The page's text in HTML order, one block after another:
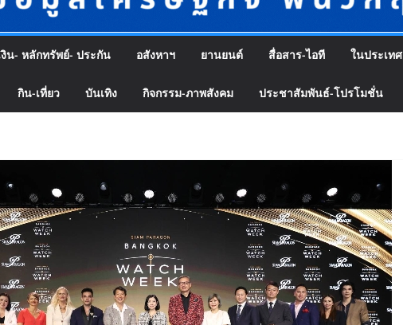
งิน- หลักทรัพย์- ประกัน อสังหาฯ ยานยนต์ สื่อสาร-ไอที ในประเทศ
กิน-เที่ยว บันเทิง กิจกรรม-ภาพสังคม ประชาสัมพันธ์-โปรโมชั่น